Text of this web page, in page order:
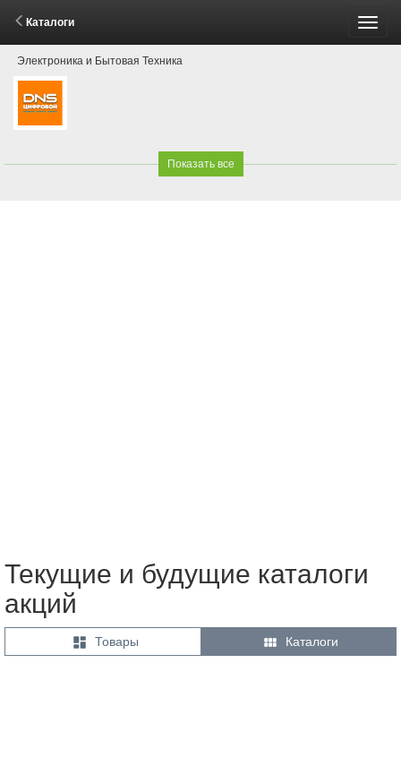
Каталоги
Электроника и Бытовая Техника
Показать все
Текущие и будущие каталоги
акций
 Товары  Каталоги